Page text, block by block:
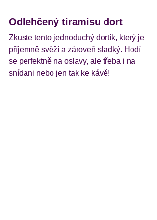
Odlehčený tiramisu dort
Zkuste tento jednoduchý dortík, který je
příjemně svěží a zároveň sladký. Hodí
se perfektně na oslavy, ale třeba i na
snídani nebo jen tak ke kávě!